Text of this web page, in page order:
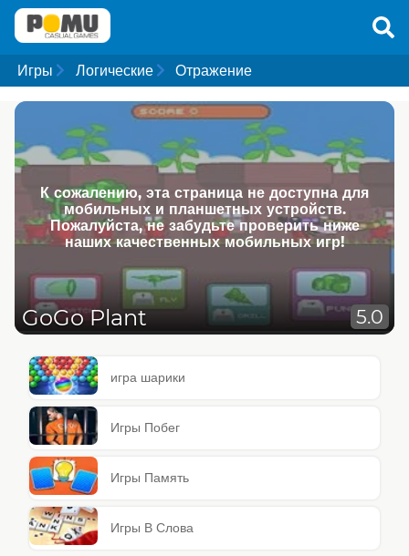
Игры Логические Отражение
К сожалению, эта страница не доступна для
мобильных и планшетных устройств.
Пожалуйста, не забудьте проверить ниже
наших качественных мобильных игр!
GoGo Plant 5.0
игра шарики
Игры Побег
Игры Память
Игры В Слова